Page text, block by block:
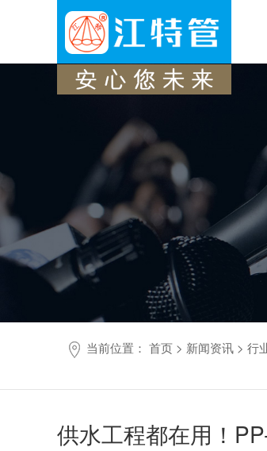
当前位置： 首页 > 新闻资讯 > 行
供水工程都在用！